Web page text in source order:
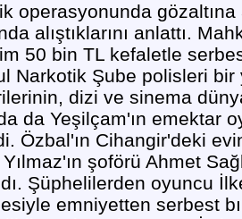
operasyonunda
alıştıklarını anlattı.
50 bin TL kefaletle
Narkotik Şube polisleri bir
dizi ve sinema
da Yeşilçam'ın emektar
Özbal'ın Cihangir'deki
şoförü Ahmet
Şüphelilerden oyuncu
emniyetten serbest